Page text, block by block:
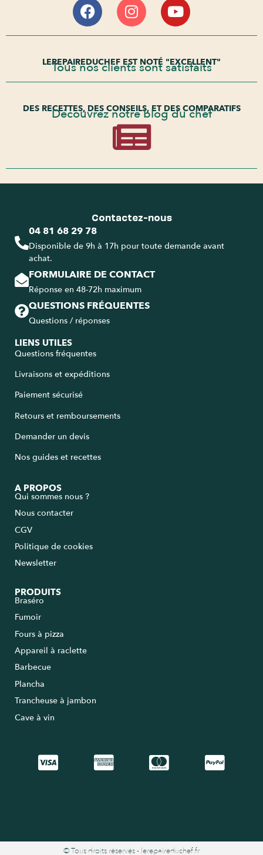
LEREPAIREDUCHEF EST NOTÉ "EXCELLENT"
Tous nos clients sont satisfaits
DES RECETTES, DES CONSEILS, ET DES COMPARATIFS
Découvrez notre blog du chef
Contactez-nous
04 81 68 29 78
Disponible de 9h à 17h pour toute demande avant
achat.
FORMULAIRE DE CONTACT
Réponse en 48-72h maximum
QUESTIONS FRÉQUENTES
Questions / réponses
LIENS UTILES
Questions fréquentes
Livraisons et expéditions
Paiement sécurisé
Retours et remboursements
Demander un devis
Nos guides et recettes
A PROPOS
Qui sommes nous ?
Nous contacter
CGV
Politique de cookies
Newsletter
PRODUITS
Braséro
Fumoir
Fours à pizza
Appareil à raclette
Barbecue
Plancha
Trancheuse à jambon
Cave à vin
© Tous droits réservés - lerepaireduchef.fr